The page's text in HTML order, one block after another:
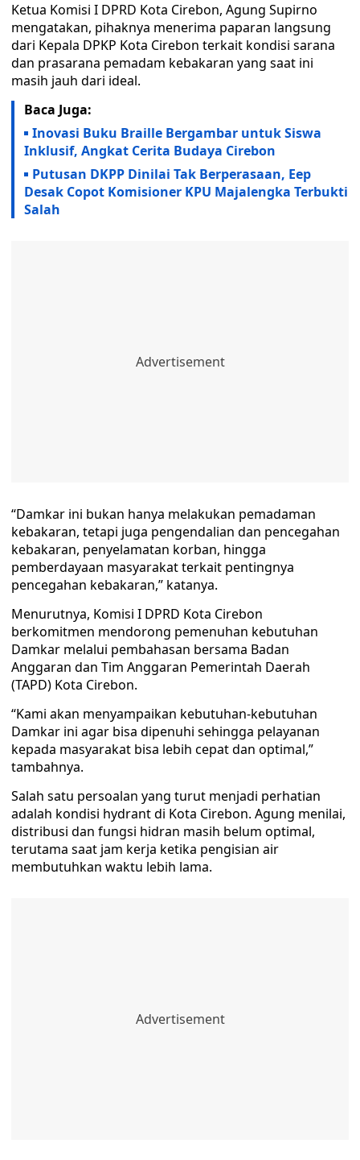
Ketua Komisi I DPRD Kota Cirebon, Agung Supirno
mengatakan, pihaknya menerima paparan langsung
dari Kepala DPKP Kota Cirebon terkait kondisi sarana
dan prasarana pemadam kebakaran yang saat ini
masih jauh dari ideal.
Baca Juga:
Inovasi Buku Braille Bergambar untuk Siswa
Inklusif, Angkat Cerita Budaya Cirebon
Putusan DKPP Dinilai Tak Berperasaan, Eep
Desak Copot Komisioner KPU Majalengka Terbukti
Salah
“Damkar ini bukan hanya melakukan pemadaman
kebakaran, tetapi juga pengendalian dan pencegahan
kebakaran, penyelamatan korban, hingga
pemberdayaan masyarakat terkait pentingnya
pencegahan kebakaran,” katanya.
Menurutnya, Komisi I DPRD Kota Cirebon
berkomitmen mendorong pemenuhan kebutuhan
Damkar melalui pembahasan bersama Badan
Anggaran dan Tim Anggaran Pemerintah Daerah
(TAPD) Kota Cirebon.
“Kami akan menyampaikan kebutuhan-kebutuhan
Damkar ini agar bisa dipenuhi sehingga pelayanan
kepada masyarakat bisa lebih cepat dan optimal,”
tambahnya.
Salah satu persoalan yang turut menjadi perhatian
adalah kondisi hydrant di Kota Cirebon. Agung menilai,
distribusi dan fungsi hidran masih belum optimal,
terutama saat jam kerja ketika pengisian air
membutuhkan waktu lebih lama.